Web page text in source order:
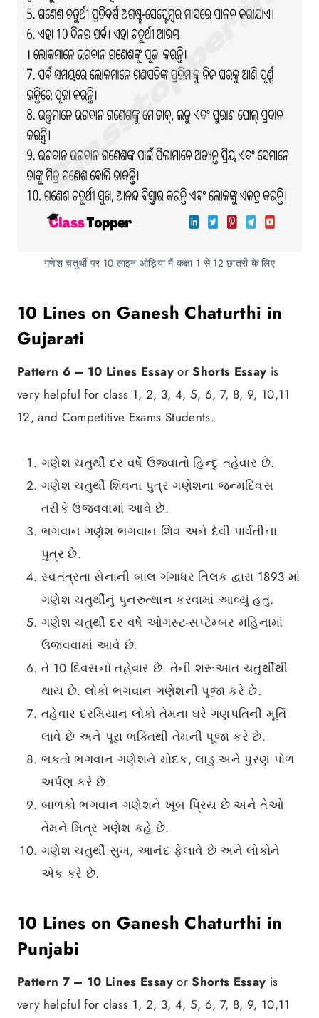
गणेश चतुर्थी पर 10 लाइन ओड़िया मैं कक्षा 1 से 12 छात्रों के लिए
10 Lines on Ganesh Chaturthi in
Gujarati
Pattern 6 – 10 Lines EssayorShorts Essay is
very helpful for class 1, 2, 3, 4, 5, 6, 7, 8, 9, 10,11
12, and Competitive Exams Students.
ગણેશ ચતુર્થી દર વર્ષે ઉજવાતો હિન્દુ તહેવાર છે.
ગણેશ ચતુર્થી શિવના પુત્ર ગણેશના જન્મદિવસ
તરીકે ઉજવવામાં આવે છે.
ભગવાન ગણેશ ભગવાન શિવ અને દેવી પાર્વતીના
પુત્ર છે.
સ્વતંત્રતા સેનાની બાલ ગંગાધર તિલક દ્વારા 1893 માં
ગણેશ ચતુર્થીનું પુનરુત્થાન કરવામાં આવ્યું હતું.
ગણેશ ચતુર્થી દર વર્ષે ઓગસ્ટ-સપ્ટેમ્બર મહિનામાં
ઉજવવામાં આવે છે.
તે 10 દિવસનો તહેવાર છે. તેની શરૂઆત ચતુર્થીથી
થાય છે. લોકો ભગવાન ગણેશની પૂજા કરે છે.
તહેવાર દરમિયાન લોકો તેમના ઘરે ગણપતિની મૂર્તિ
લાવે છે અને પૂરા ભક્તિથી તેમની પૂજા કરે છે.
ભક્તો ભગવાન ગણેશને મોદક, લાડુ અને પુરણ પોળ
અર્પણ કરે છે.
બાળકો ભગવાન ગણેશને ખૂબ પ્રિય છે અને તેઓ
તેમને મિત્ર ગણેશ કહે છે.
ગણેશ ચતુર્થી સુખ, આનંદ ફેલાવે છે અને લોકોને
એક કરે છે.
10 Lines on Ganesh Chaturthi in
Punjabi
Pattern 7 – 10 Lines EssayorShorts Essay is
very helpful for class 1, 2, 3, 4, 5, 6, 7, 8, 9, 10,11